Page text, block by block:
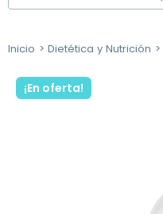
Inicio Dietética y Nutrición
¡En oferta!